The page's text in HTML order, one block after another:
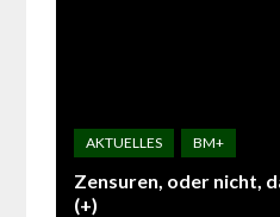
Zensuren, oder nicht,
(+)